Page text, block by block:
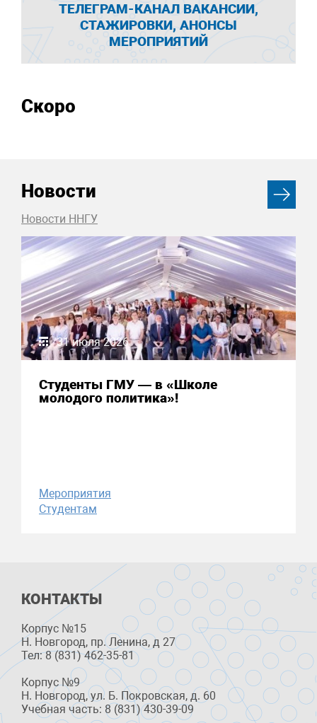
ТЕЛЕГРАМ-КАНАЛ ВАКАНСИИ,
СТАЖИРОВКИ, АНОНСЫ
МЕРОПРИЯТИЙ
Скоро
Новости
Новости ННГУ
31 июля 2026
Студенты ГМУ — в «Школе
молодого политика»!
Мероприятия
Студентам
КОНТАКТЫ
Корпус №15
Н. Новгород, пр. Ленина, д 27
Тел: 8 (831) 462-35-81
Корпус №9
Н. Новгород, ул. Б. Покровская, д. 60
Учебная часть: 8 (831) 430-39-09